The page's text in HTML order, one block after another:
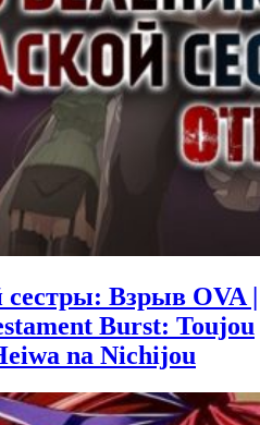
Взрыв OVA |
Burst: Toujou
na Nichijou